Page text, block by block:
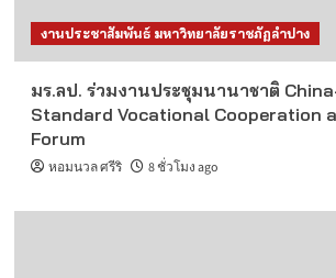
งานประชาสัมพันธ์ มหาวิทยาลัยราชภัฏลำปาง
มร.ลป. ร่วมงานประชุมนานาชาติ
Standard Vocational Cooperation
Forum
หอมนวล ศรีริ 8 ชั่วโมง ago